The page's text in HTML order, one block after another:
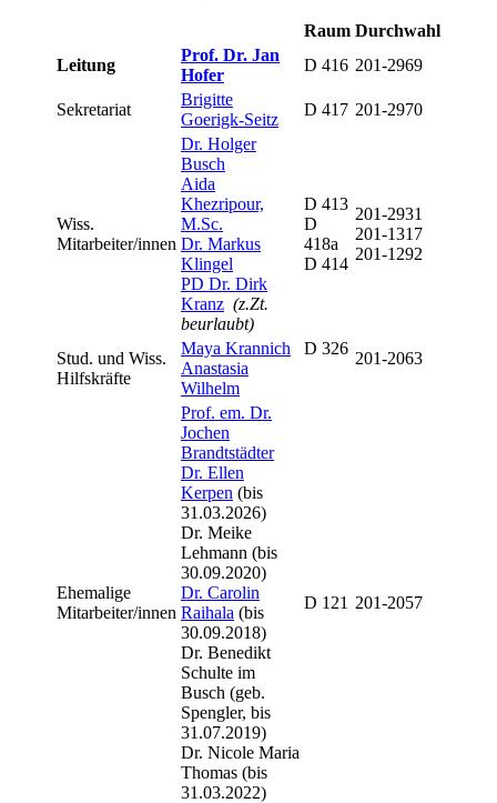
Raum Durchwahl
Leitung
Prof. Dr. Jan
Hofer
D 416 201-2969
Sekretariat
Brigitte
Goerigk-Seitz
D 417 201-2970
Wiss.
Mitarbeiter/innen
Dr. Holger
Busch
Aida
Khezripour,
M.Sc.
Dr. Markus
Klingel
PD Dr. Dirk
Kranz (z.Zt.
beurlaubt)
D 413
D
418a
D 414
201-2931
201-1317
201-1292
Stud. und Wiss.
Hilfskräfte
Maya Krannich
Anastasia
Wilhelm
D 326
201-2063
Ehemalige
Mitarbeiter/innen
Prof. em. Dr.
Jochen
Brandtstädter
Dr. Ellen
Kerpen (bis
31.03.2026)
Dr. Meike
Lehmann (bis
30.09.2020)
Dr. Carolin
Raihala (bis
30.09.2018)
Dr. Benedikt
Schulte im
Busch (geb.
Spengler, bis
31.07.2019)
Dr. Nicole Maria
Thomas (bis
31.03.2022)
D 121 201-2057